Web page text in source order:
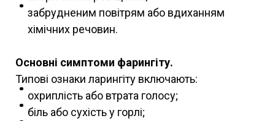
забрудненим повітрям або вдиханням
хімічних речовин.
Основні симптоми фарингіту.
Типові ознаки ларингіту включають:
охриплість або втрата голосу;
біль або сухість у горлі;